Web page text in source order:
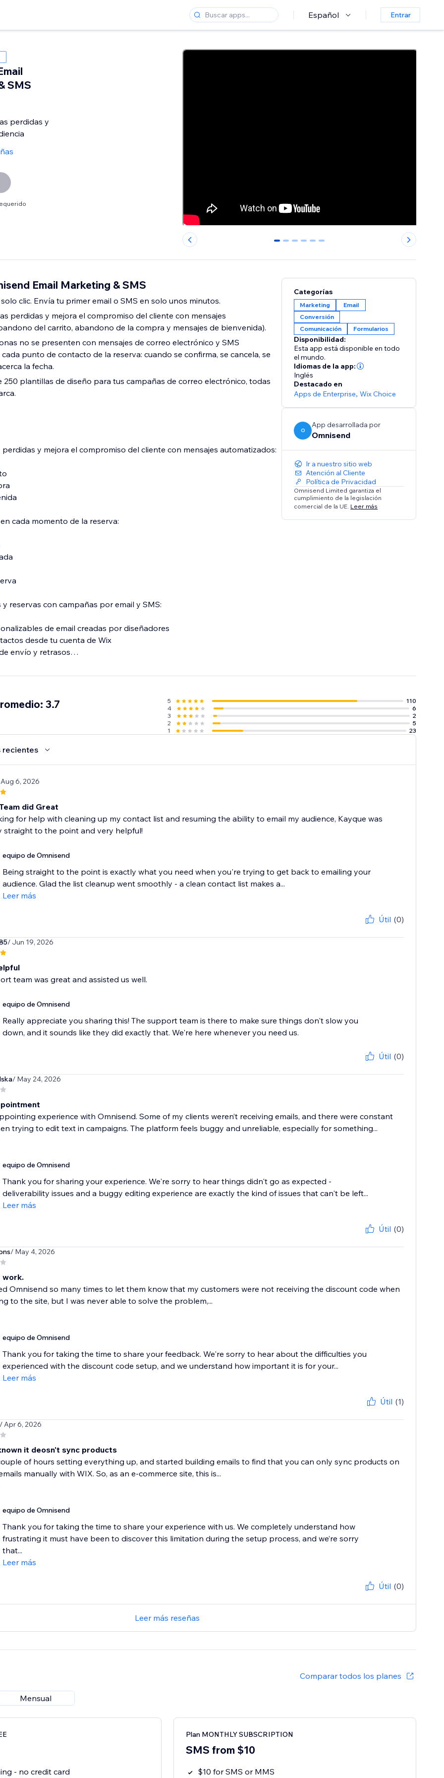
Español Entrar
SMS
perdidas y
0 1 2 3 4 5
Email Marketing & SMS
clic. Envía tu primer email o SMS en solo unos minutos.
perdidas y mejora el compromiso del cliente con mensajes
del carrito, abandono de la compra y mensajes de bienvenida).
no se presenten con mensajes de correo electrónico y SMS
punto de contacto de la reserva: cuando se confirma, se cancela, se
la fecha.
250 plantillas de diseño para tus campañas de correo electrónico, todas
perdidas y mejora el compromiso del cliente con mensajes automatizados:
cada momento de la reserva:
reservas con campañas por email y SMS:
de email creadas por diseñadores
desde tu cuenta de Wix
envío y retrasos
con herramientas como mensajes emergentes, registro online, etc.
según el comportamiento, como cuando el usuario está por salir del sitio
personalizables y profesionales
de Omnisend sin cargo y haz Upgrade a medida que creces:
SMS (hasta 60 SMS)
los cursos.
Categorías
Marketing
Email
Conversión
Comunicación
Formularios
Disponibilidad:
Esta app está disponible en todo
el mundo.
Idiomas de la app:
Inglés
Destacado en
Apps de Enterprise,Wix Choice
O
App desarrollada por
Omnisend
Ir a nuestro sitio web
Atención al Cliente
Política de Privacidad
Omnisend Limited garantiza el
cumplimiento de la legislación
comercial de la UE. Leer más
3.7 5
110
4
6
3
2
2
5
1
23
recientes
6, 2026
did Great
for help with cleaning up my contact list and resuming the ability to email my audience, Kayque was
straight to the point and very helpful!
equipo de Omnisend
Being straight to the point is exactly what you need when you're trying to get back to emailing your
audience. Glad the list cleanup went smoothly - a clean contact list makes a...
Leer más
Útil (0)
/ Jun 19, 2026
team was great and assisted us well.
equipo de Omnisend
Really appreciate you sharing this! The support team is there to make sure things don't slow you
down, and it sounds like they did exactly that. We're here whenever you need us.
Útil (0)
/ May 24, 2026
experience with Omnisend. Some of my clients weren’t receiving emails, and there were constant
trying to edit text in campaigns. The platform feels buggy and unreliable, especially for something...
equipo de Omnisend
Thank you for sharing your experience. We're sorry to hear things didn't go as expected -
deliverability issues and a buggy editing experience are exactly the kind of issues that can't be left...
Leer más
Útil (0)
/ May 4, 2026
work.
Omnisend so many times to let them know that my customers were not receiving the discount code when
to the site, but I was never able to solve the problem,...
equipo de Omnisend
Thank you for taking the time to share your feedback. We're sorry to hear about the difficulties you
experienced with the discount code setup, and we understand how important it is for your...
Leer más
Útil (1)
/ Apr 6, 2026
it deosn't sync products
of hours setting everything up, and started building emails to find that you can only sync products on
manually with WIX. So, as an e-commerce site, this is...
equipo de Omnisend
Thank you for taking the time to share your experience with us. We completely understand how
frustrating it must have been to discover this limitation during the setup process, and we’re sorry
that...
Leer más
Útil (0)
Leer más reseñas
Comparar todos los planes
Mensual
- no credit card
Plan MONTHLY SUBSCRIPTION
SMS from $10
$10 for SMS or MMS